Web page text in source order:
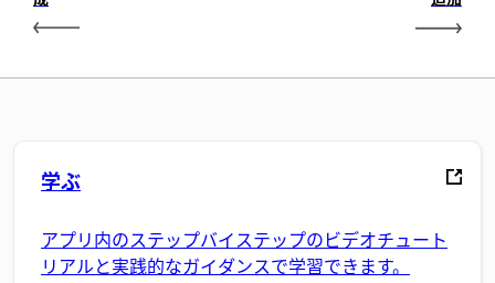
学ぶ
アプリ内のステップバイステップのビデオチュート
リアルと実践的なガイダンスで学習できます。